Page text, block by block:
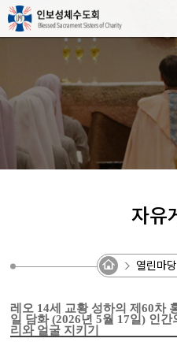
자유
열린마당
레오 14세 교황 성하의 제60차
일 담화 (2026년 5월 17일) 인간
리와 얼굴 지키기